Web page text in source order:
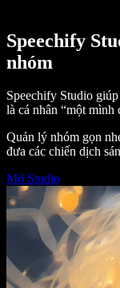
Speechify
nhóm
Speechify Studio
là cá nhân “một mình
Quản lý nhóm gọn
đưa các chiến dịch
Mở Studio